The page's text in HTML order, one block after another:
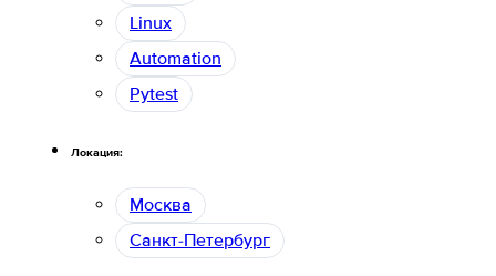
Linux
Automation
Pytest
Локация:
Москва
Санкт-Петербург